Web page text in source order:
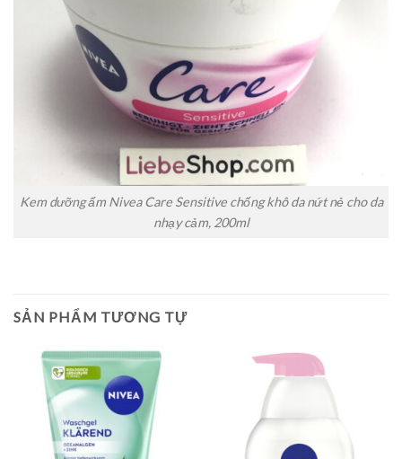
Kem dưỡng ẩm Nivea Care Sensitive chống khô da nứt nẻ cho da
nhạy cảm, 200ml
SẢN PHẨM TƯƠNG TỰ